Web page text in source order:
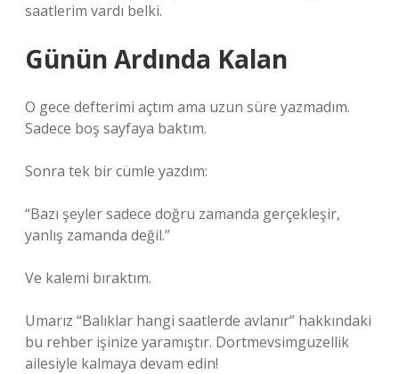
saatlerim vardı belki.
Günün Ardında Kalan
O gece defterimi açtım ama uzun süre yazmadım.
Sadece boş sayfaya baktım.
Sonra tek bir cümle yazdım:
“Bazı şeyler sadece doğru zamanda gerçekleşir,
yanlış zamanda değil.”
Ve kalemi bıraktım.
Umarız “Balıklar hangi saatlerde avlanır” hakkındaki
bu rehber işinize yaramıştır. Dortmevsimguzellik
ailesiyle kalmaya devam edin!